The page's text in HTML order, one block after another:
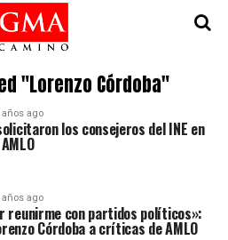
"Lorenzo Córdoba"
años ago
los consejeros del INE en
años ago
reunirme con partidos políticos»:
Córdoba a críticas de AMLO